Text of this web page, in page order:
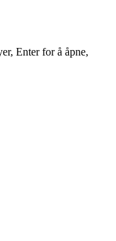
Enter for å åpne,